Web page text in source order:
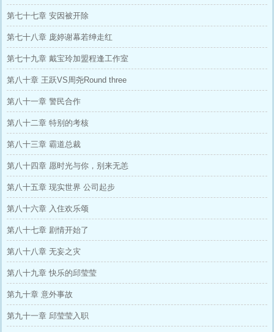
第七十七章 安因被开除
第七十八章 庞婷谢幕若绅走红
第七十九章 戴宝玲加盟程逢工作室
第八十章 王跃VS周尧Round three
第八十一章 警民合作
第八十二章 特别的考核
第八十三章 霸道总裁
第八十四章 愿时光与你，别来无恙
第八十五章 现实世界 公司起步
第八十六章 入住欢乐颂
第八十七章 剧情开始了
第八十八章 无妄之灾
第八十九章 快乐的邱莹莹
第九十章 意外事故
第九十一章 邱莹莹入职